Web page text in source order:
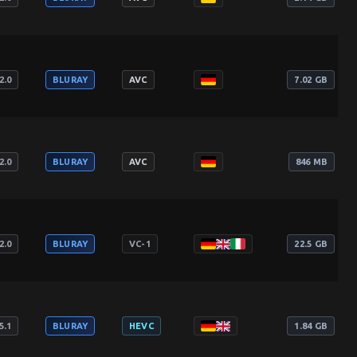
BLURAY AVC 7.02 GB
BLURAY AVC 846 MB
BLURAY VC-1 22.5 GB
BLURAY HEVC 1.84 GB